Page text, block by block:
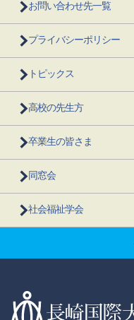
お問い合わせ先一覧
プライバシーポリシー
トピックス
高校の先生方
卒業生の皆さま
同窓会
社会福祉学会